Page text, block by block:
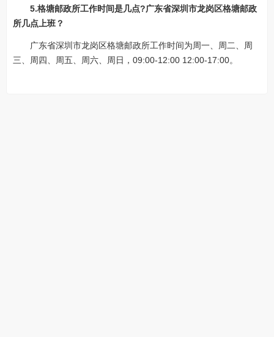
5.格塘邮政所工作时间是几点?广东省深圳市龙岗区格塘邮政
所几点上班？
广东省深圳市龙岗区格塘邮政所工作时间为周一、周二、周
三、周四、周五、周六、周日，09:00-12:00 12:00-17:00。